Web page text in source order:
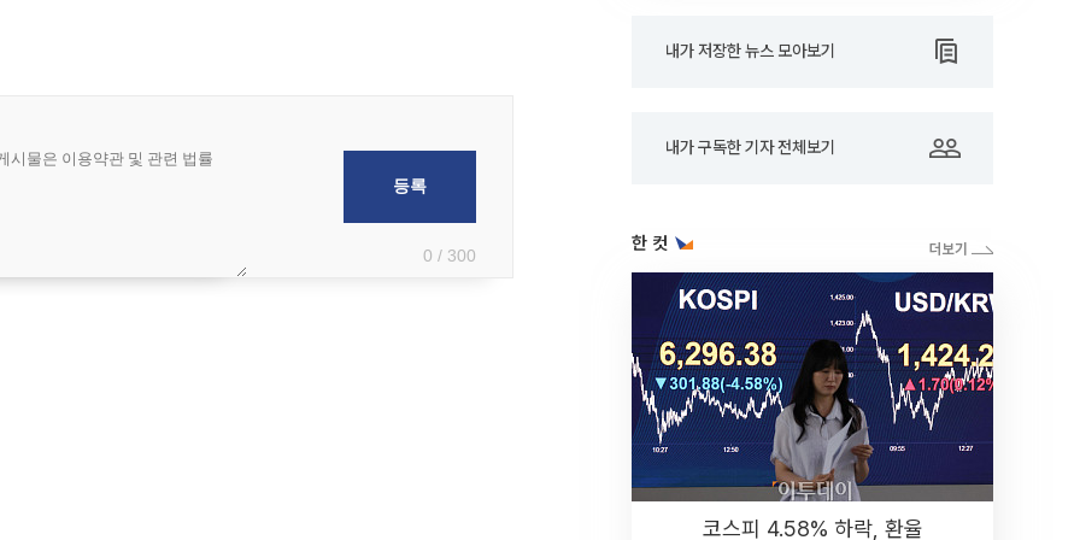
0 / 300
내가 저장한 뉴스 모아보기
내가 구독한 기자 전체보기
한 컷
코스피 4.58% 하락, 환율